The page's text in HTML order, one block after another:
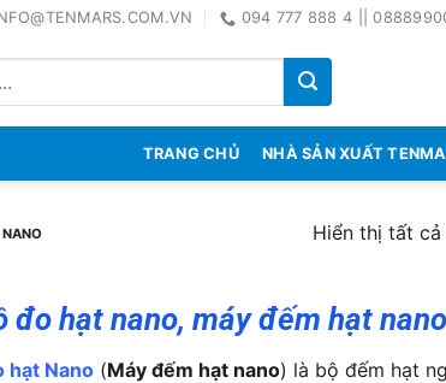
094 777 888 4 ||
TRANG CHỦ NHÀ SẢN XUẤT
Hiển thị tất
đo hạt nano, máy đếm hạt
hạt Nano (Máy đếm hạt nano) là bộ đếm hạt